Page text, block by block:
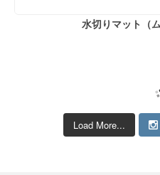
水切りマット（
Load More...